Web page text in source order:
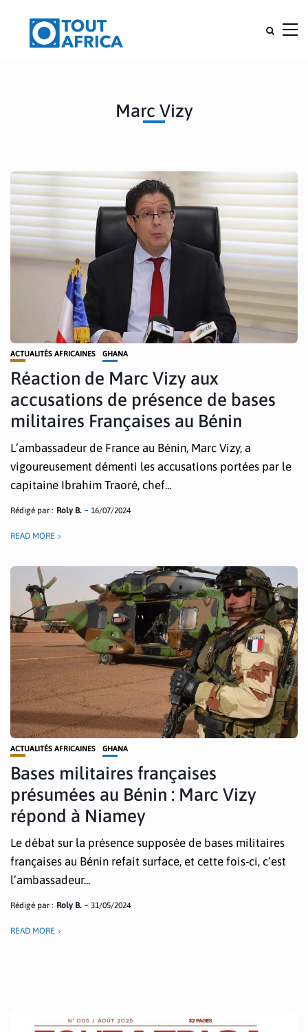
Marc Vizy
ACTUALITÉS AFRICAINES GHANA
Réaction de Marc Vizy aux
accusations de présence de bases
militaires Françaises au Bénin
L’ambassadeur de France au Bénin, Marc Vizy, a
vigoureusement démenti les accusations portées par le
capitaine Ibrahim Traoré, chef...
Rédigé par : Roly B. 16/07/2024
READ MORE
ACTUALITÉS AFRICAINES GHANA
Bases militaires françaises
présumées au Bénin : Marc Vizy
répond à Niamey
Le débat sur la présence supposée de bases militaires
françaises au Bénin refait surface, et cette fois-ci, c’est
l’ambassadeur...
Rédigé par : Roly B. 31/05/2024
READ MORE